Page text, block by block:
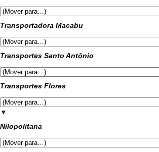
Transportadora Macabu
Transportes Santo Antônio
Transportes Flores
▼
Nilopolitana